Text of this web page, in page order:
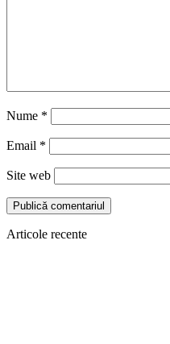
Nume *
Email *
Site web
Articole recente